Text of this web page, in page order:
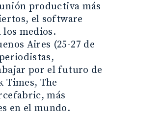
productiva más
el software
medios.
Aires (25-27 de
por el futuro de
Times, The
más
en el mundo.